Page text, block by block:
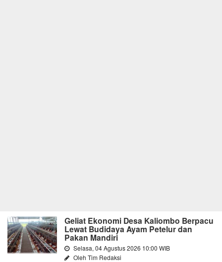
Geliat Ekonomi Desa Kaliombo Berpacu
Lewat Budidaya Ayam Petelur dan
Pakan Mandiri
Selasa, 04 Agustus 2026 10:00 WIB
Oleh Tim Redaksi